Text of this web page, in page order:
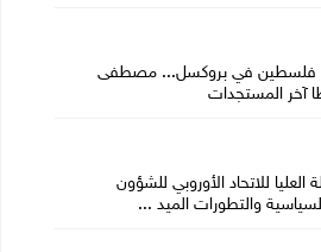
فلسطين في بروكسل... مصطفى
آخر المستجدات
للاتحاد الأوروبي للشؤون
والتطورات الميد ...